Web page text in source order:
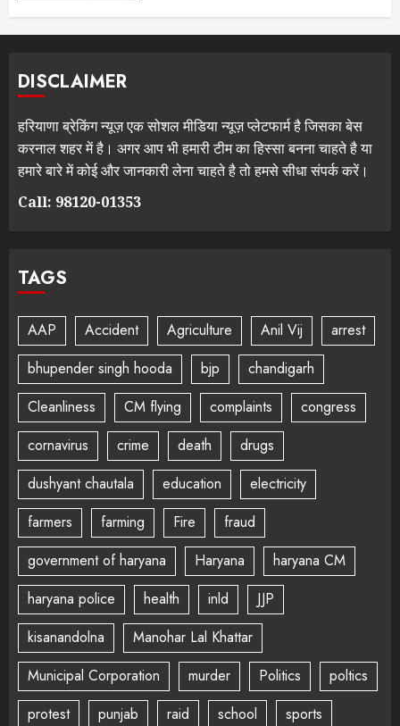
DISCLAIMER
हरियाणा ब्रेकिंग न्यूज़ एक सोशल मीडिया न्यूज़ प्लेटफार्म है जिसका बेस
करनाल शहर में है। अगर आप भी हमारी टीम का हिस्सा बनना चाहते है या
हमारे बारे में कोई और जानकारी लेना चाहते है तो हमसे सीधा संपर्क करें।
Call: 98120-01353
TAGS
AAP Accident Agriculture Anil Vij
arrest
bhupender singh hooda
bjp
chandigarh
Cleanliness
CM flying complaints
congress
cornavirus
crime death
drugs
dushyant chautala
education
electricity
farmers
farming Fire
fraud
government of haryana
Haryana
haryana CM
haryana police
health inld
JJP
kisanandolna
Manohar Lal Khattar
Municipal Corporation
murder Politics
poltics
protest
punjab raid school sports